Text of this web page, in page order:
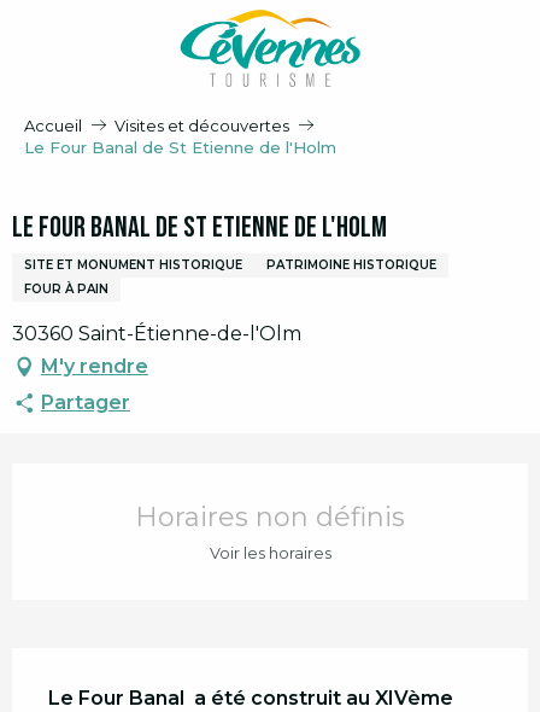
Accueil
Visites et découvertes
Le Four Banal de St Etienne de l'Holm
Le Four Banal de St Etienne de l'Holm
SITE ET MONUMENT HISTORIQUE
PATRIMOINE HISTORIQUE
FOUR À PAIN
30360 Saint-Étienne-de-l'Olm
M'y rendre
Partager
Horaires non définis
Voir les horaires
Description
Le Four Banal  a été construit au XIVème